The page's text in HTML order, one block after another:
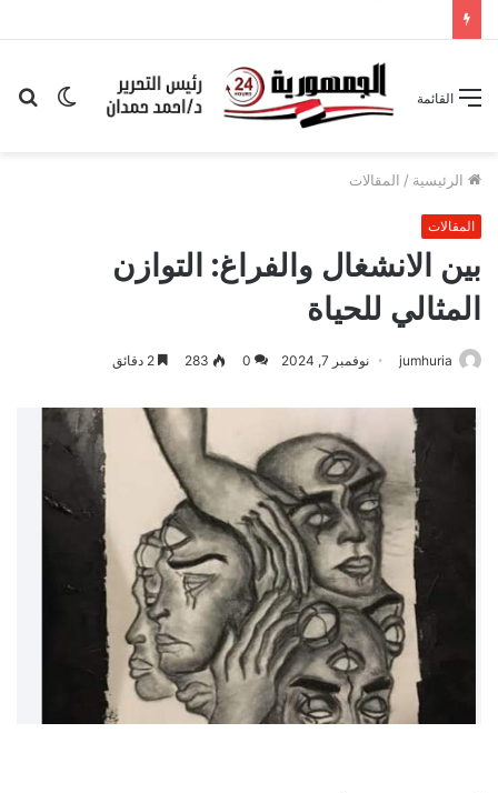
الوضع
القائمة
الرئيسية / المقالات
المقالات
بين الانشغال والفراغ: التوازن
المثالي للحياة
jumhuria نوفمبر 7, 2024 0
283